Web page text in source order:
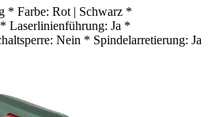
* Farbe: Rot | Schwarz *
Laserlinienführung: Ja *
Nein * Spindelarretierung: Ja